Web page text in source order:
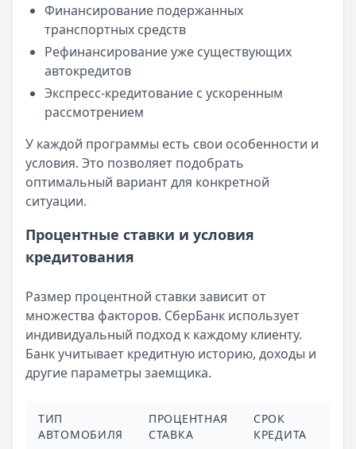
Банк ПСБ— Кредитная карта 180 дней без %
Лимит: до1 000 000 ₽
Льготный период:180 дней
Обслуживание:Бесплатно
Рейтинг:
Азиатско-Тихоокеанский Банк
— Универсальная
Лимит: до
500 000 ₽
Льготный период:212 дней
Обслуживание:Бесплатно
Рейтинг:4.7
МТС Банк— Premium
Льготный период:111 дней
Обслуживание:Бесплатно
Уралсиб Банк— 120 дней на максимум
Лимит: до5 000 000 ₽
Льготный период:120 дней
Обслуживание:Бесплатно
Рейтинг:4.7
Льготный период:120 дней
Финансирование подержанных
транспортных средств
Рефинансирование уже существующих
автокредитов
Экспресс-кредитование с ускоренным
рассмотрением
У каждой программы есть свои особенности и
условия. Это позволяет подобрать
оптимальный вариант для конкретной
ситуации.
Процентные ставки и условия
кредитования
Размер процентной ставки зависит от
множества факторов. СберБанк использует
индивидуальный подход к каждому клиенту.
Банк учитывает кредитную историю, доходы и
другие параметры заемщика.
ТИП
АВТОМОБИЛЯ
ПРОЦЕНТНАЯ
СТАВКА
СРОК
КРЕДИТА